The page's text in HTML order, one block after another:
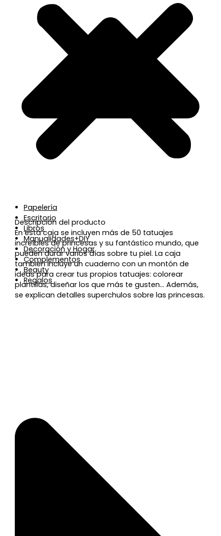
Papelería
Escritorio
Libros
Manualidades+DIY
Decoración y Hogar
Complementos
Beauty
Regalos
Descripción del producto
En esta caja se incluyen más de 50 tatuajes
increíbles de princesas y su fantástico mundo, que
pueden durar varios días sobre tu piel. La caja
también incluye un cuaderno con un montón de
ideas para crear tus propios tatuajes: colorear
plantillas, diseñar los que más te gusten… Además,
se explican detalles superchulos sobre las princesas.